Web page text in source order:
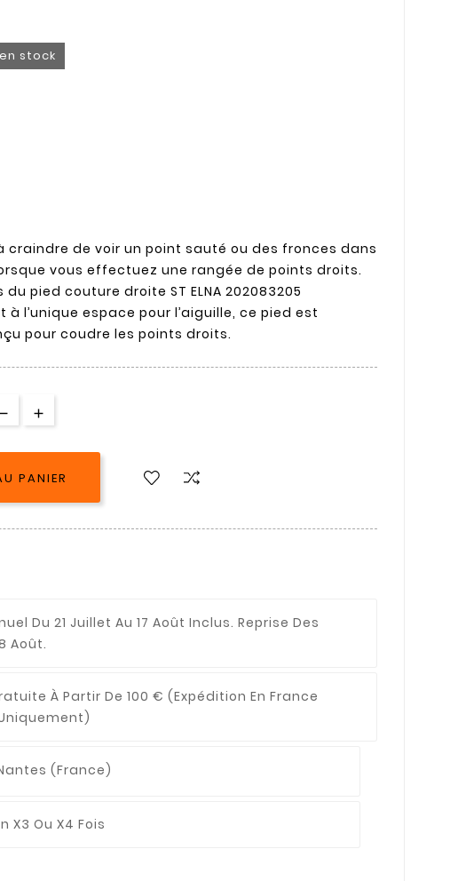
stock
craindre de voir un point sauté ou des fronces dans
vous effectuez une rangée de points droits.
pied couture droite ST ELNA 202083205
l’unique espace pour l’aiguille, ce pied est
pour coudre les points droits.
PANIER
Du 21 Juillet Au 17 Août Inclus. Reprise Des
Août.
À Partir De 100 € (expédition En France
(France)
X3 Ou X4 Fois